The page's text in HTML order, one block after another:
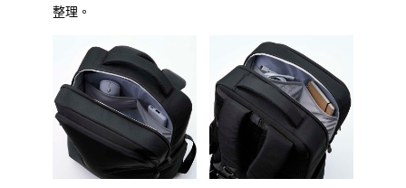
整理。